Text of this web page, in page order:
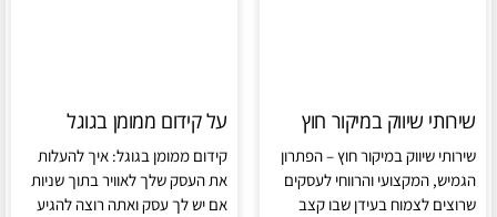
שירותי שיווק במיקור חוץ
שירותי שיווק במיקור חוץ – הפתרון
הגמיש, המקצועי והרווחי לעסקים
שרוצים לצמוח בעידן שבו קצב
על קידום ממומן בגוגל
קידום ממומן בגוגל: איך להעלות
את העסק שלך לאוויר בתוך שניות
אם יש לך עסק ואתה רוצה להגיע